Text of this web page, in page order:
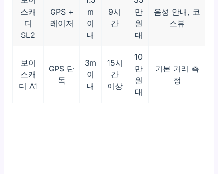
스캐
디
SL2
GPS +
레이저
m
이
내
9시
간
만
원
대
음성 안내, 코
스뷰
보이
스캐
디 A1
GPS 단
독
3m
이
내
15시
간
이상
10
만
원
대
기본 거리 측
정